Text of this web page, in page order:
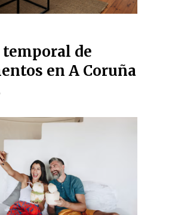
de
en A Coruña